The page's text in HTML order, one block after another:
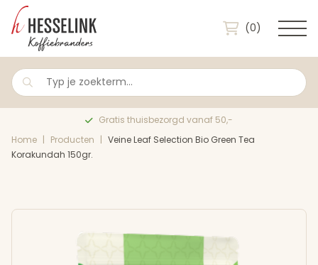
(0)
Gratis thuisbezorgd vanaf 50,-
Home Producten
Veine Leaf Selection Bio Green Tea
Korakundah 150gr.